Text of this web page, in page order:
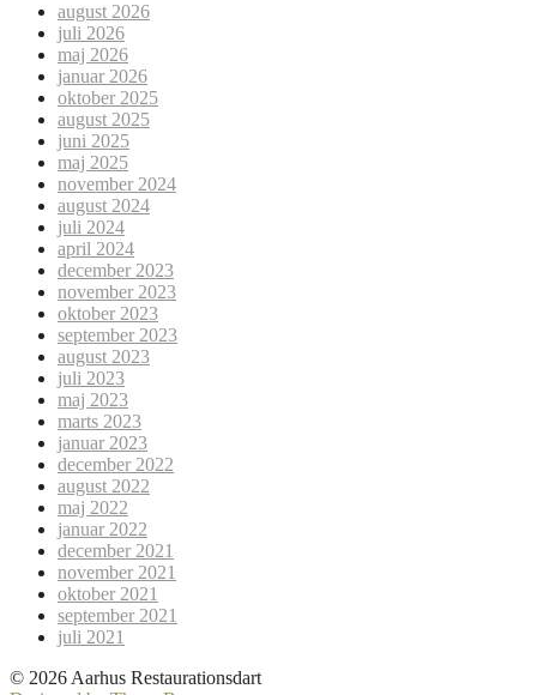
august 2026
juli 2026
maj 2026
januar 2026
oktober 2025
august 2025
juni 2025
maj 2025
november 2024
august 2024
juli 2024
april 2024
december 2023
november 2023
oktober 2023
september 2023
august 2023
juli 2023
maj 2023
marts 2023
januar 2023
december 2022
august 2022
maj 2022
januar 2022
december 2021
november 2021
oktober 2021
september 2021
juli 2021
© 2026 Aarhus Restaurationsdart